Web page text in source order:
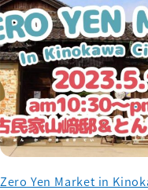
Zero Yen Market in